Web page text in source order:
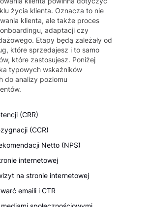
życia klienta. Oznacza to nie
klienta, ale także proces
adaptacji czy
Etapy będą zależały od
które sprzedajesz i to samo
które zastosujesz. Poniżej
typowych wskaźników
do analizy poziomu
(CRR)
(CCR)
Netto (NPS)
internetowej
na stronie internetowej
emaili i CTR